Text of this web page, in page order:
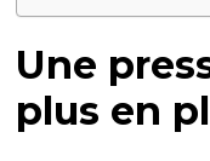
Une
plus en